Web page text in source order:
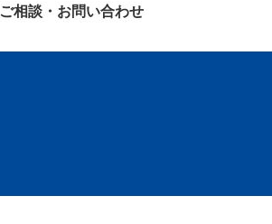
ご相談・お問い合わせ